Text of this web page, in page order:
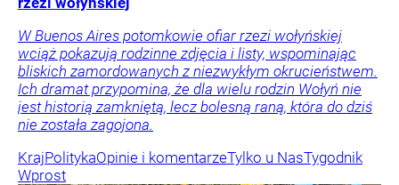
W Buenos Aires potomkowie ofiar rzezi wołyńskiej
wciąż pokazują rodzinne zdjęcia i listy, wspominając
bliskich zamordowanych z niezwykłym okrucieństwem.
Ich dramat przypomina, że dla wielu rodzin Wołyń nie
jest historią zamkniętą, lecz bolesną raną, która do dziś
nie została zagojona.
KrajPolitykaOpinie i komentarzeTylko u NasTygodnik
Wprost